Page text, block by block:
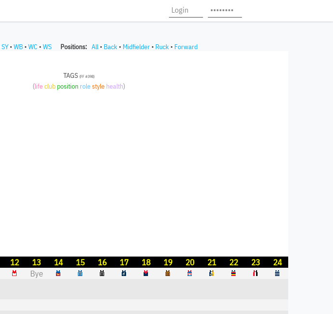
SY• WB • WC • WS Positions: All • Back • Midfielder • Ruck • Forward